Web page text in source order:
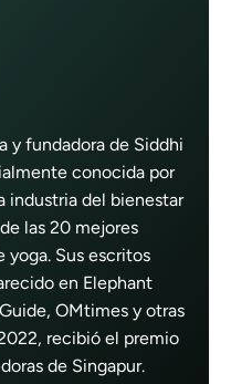
y fundadora de Siddhi
conocida por
industria del bienestar
las 20 mejores
yoga. Sus escritos
en Elephant
OMtimes y otras
recibió el premio
de Singapur.